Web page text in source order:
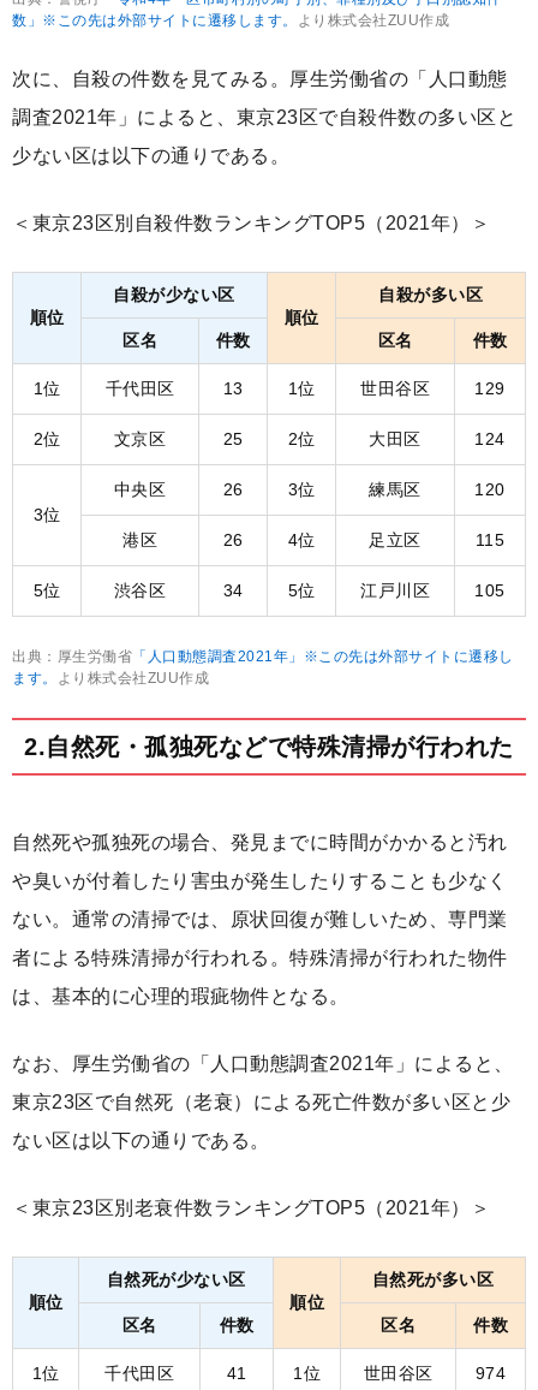
数」※この先は外部サイトに遷移します。
より株式会社ZUU作成
次に、自殺の件数を見てみる。厚生労働省の「人口動態
調査2021年」によると、東京23区で自殺件数の多い区と
少ない区は以下の通りである。
＜東京23区別自殺件数ランキングTOP5（2021年）＞
順位
自殺が少ない区
順位
自殺が多い区
区名 件数 区名 件数
1位 千代田区 13 1位 世田谷区 129
2位 文京区 25 2位 大田区 124
3位
中央区 26 3位 練馬区 120
港区 26 4位 足立区 115
5位 渋谷区 34 5位 江戸川区 105
出典：厚生労働省 「人口動態調査2021年」※この先は外部サイトに遷移し
ます。
より株式会社ZUU作成
2.自然死・孤独死などで特殊清掃が行われた
自然死や孤独死の場合、発見までに時間がかかると汚れ
や臭いが付着したり害虫が発生したりすることも少なく
ない。通常の清掃では、原状回復が難しいため、専門業
者による特殊清掃が行われる。特殊清掃が行われた物件
は、基本的に心理的瑕疵物件となる。
なお、厚生労働省の「人口動態調査2021年」によると、
東京23区で自然死（老衰）による死亡件数が多い区と少
ない区は以下の通りである。
＜東京23区別老衰件数ランキングTOP5（2021年）＞
順位
自然死が少ない区
順位
自然死が多い区
区名 件数 区名 件数
1位 千代田区 41 1位 世田谷区 974